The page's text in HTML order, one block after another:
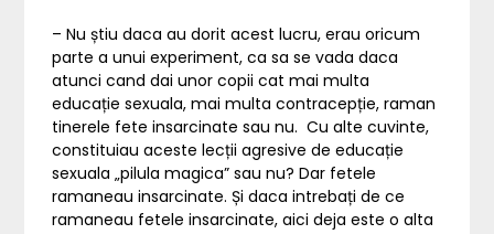
– Nu știu daca au dorit acest lucru, erau oricum
parte a unui experiment, ca sa se vada daca
atunci cand dai unor copii cat mai multa
educație sexuala, mai multa contracepție, raman
tinerele fete insarcinate sau nu. Cu alte cuvinte,
constituiau aceste lecții agresive de educație
sexuala „pilula magica” sau nu? Dar fetele
ramaneau insarcinate. Și daca intrebați de ce
ramaneau fetele insarcinate, aici deja este o alta